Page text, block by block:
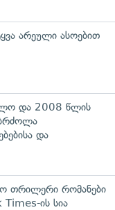
არეული ასოებით
და 2008 წლის
ბრძოლა
და
თრილერი რომანები
ის სია